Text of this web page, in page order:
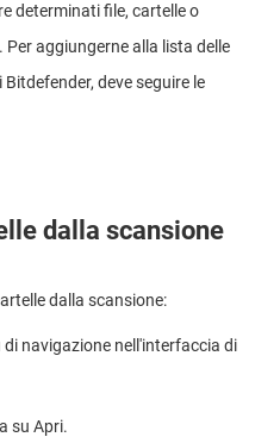
determinati file, cartelle o
aggiungerne alla lista delle
deve seguire le
dalla scansione
dalla scansione:
navigazione nell'interfaccia di
su Apri.